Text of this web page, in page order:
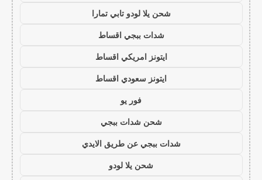
شحن يلا لودو تابي تمارا
شدات ببجي اقساط
ايتونز امريكي اقساط
ايتونز سعودي اقساط
فور يو
شحن شدات ببجي
شدات ببجي عن طريق الايدي
شحن يلا لودو